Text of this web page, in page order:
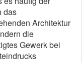
das
Architektur
die
Gewerk bei